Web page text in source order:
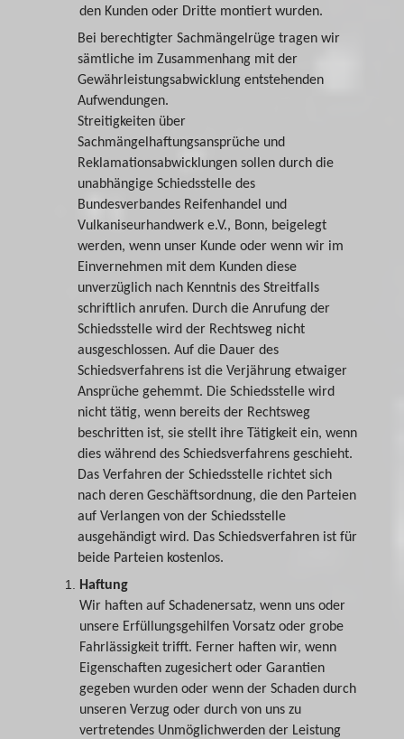
den Kunden oder Dritte montiert wurden.
Bei berechtigter Sachmängelrüge tragen wir
sämtliche im Zusammenhang mit der
Gewährleistungsabwicklung entstehenden
Aufwendungen.
Streitigkeiten über
Sachmängelhaftungsansprüche und
Reklamationsabwicklungen sollen durch die
unabhängige Schiedsstelle des
Bundesverbandes Reifenhandel und
Vulkaniseurhandwerk e.V., Bonn, beigelegt
werden, wenn unser Kunde oder wenn wir im
Einvernehmen mit dem Kunden diese
unverzüglich nach Kenntnis des Streitfalls
schriftlich anrufen. Durch die Anrufung der
Schiedsstelle wird der Rechtsweg nicht
ausgeschlossen. Auf die Dauer des
Schiedsverfahrens ist die Verjährung etwaiger
Ansprüche gehemmt. Die Schiedsstelle wird
nicht tätig, wenn bereits der Rechtsweg
beschritten ist, sie stellt ihre Tätigkeit ein, wenn
dies während des Schiedsverfahrens geschieht.
Das Verfahren der Schiedsstelle richtet sich
nach deren Geschäftsordnung, die den Parteien
auf Verlangen von der Schiedsstelle
ausgehändigt wird. Das Schiedsverfahren ist für
beide Parteien kostenlos.
Haftung
Wir haften auf Schadenersatz, wenn uns oder
unsere Erfüllungsgehilfen Vorsatz oder grobe
Fahrlässigkeit trifft. Ferner haften wir, wenn
Eigenschaften zugesichert oder Garantien
gegeben wurden oder wenn der Schaden durch
unseren Verzug oder durch von uns zu
vertretendes Unmöglichwerden der Leistung